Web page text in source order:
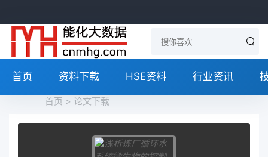
首页 资料下载 HSE资料 行业资讯
首页 > 论文下载